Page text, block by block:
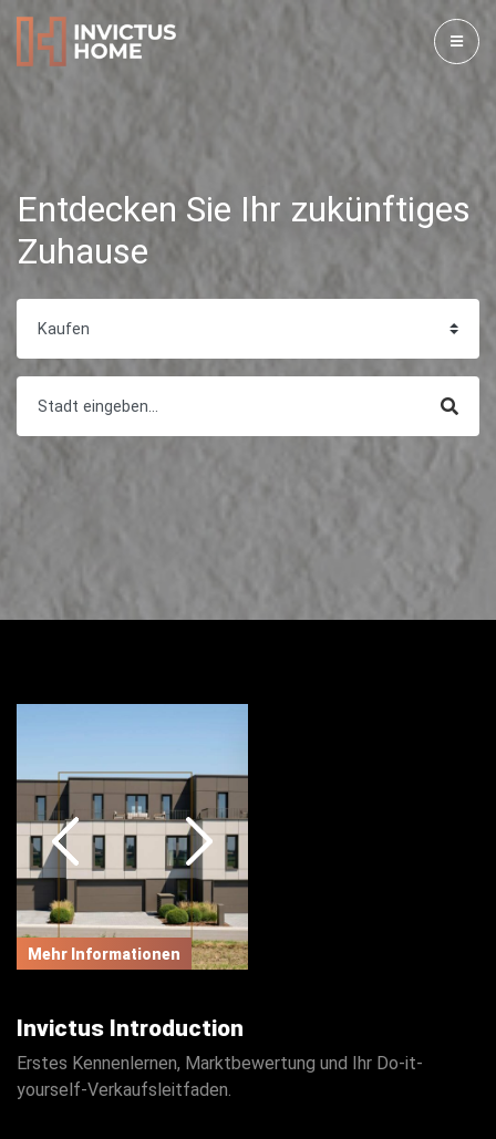
Entdecken Sie Ihr zukünftiges
Zuhause
Mehr Informationen
Invictus Introduction
Erstes Kennenlernen, Marktbewertung und Ihr Do-it-
yourself-Verkaufsleitfaden.